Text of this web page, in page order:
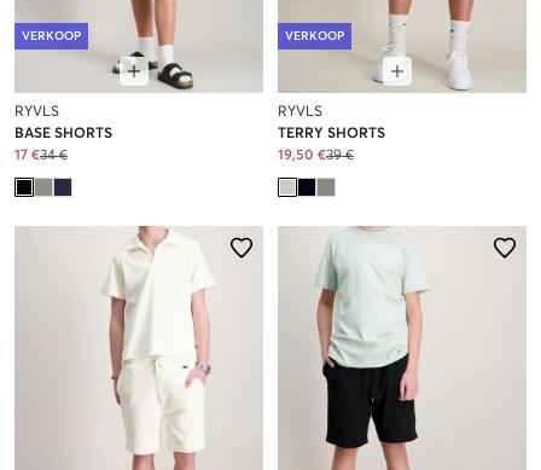
VERKOOP
RYVLS
BASE SHORTS
17 €34 €
VERKOOP
RYVLS
TERRY SHORTS
19,50 €39 €